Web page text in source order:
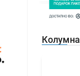
Колумна